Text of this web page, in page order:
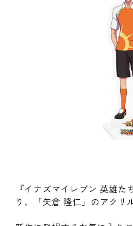
『イナズマイレブン 英雄
り、「矢倉 隆仁」のアクリ